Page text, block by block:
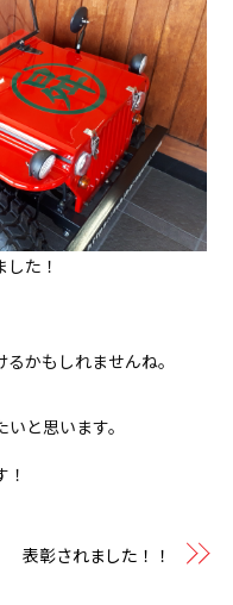
た！
かもしれませんね。
と思います。
表彰されました！！